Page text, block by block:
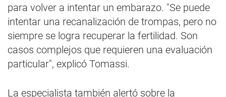
para volver a intentar un embarazo. "Se puede
intentar una recanalización de trompas, pero no
siempre se logra recuperar la fertilidad. Son
casos complejos que requieren una evaluación
particular", explicó Tomassi.
La especialista también alertó sobre la